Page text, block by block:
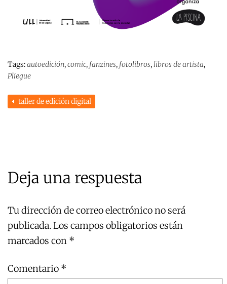
Tags:autoedición,comic, fanzines, fotolibros,libros de artista,
Pliegue
taller de edición digital
Deja una respuesta
Tu dirección de correo electrónico no será
publicada.Los campos obligatorios están
marcados con *
Comentario *